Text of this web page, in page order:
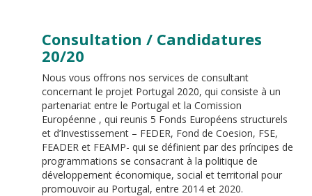
Consultation / Candidatures
20/20
Nous vous offrons nos services de consultant
concernant le projet Portugal 2020, qui consiste à un
partenariat entre le Portugal et la Comission
Européenne , qui reunis 5 Fonds Européens structurels
et d’Investissement – FEDER, Fond de Coesion, FSE,
FEADER et FEAMP- qui se définient par des príncipes de
programmations se consacrant à la politique de
développement économique, social et territorial pour
promouvoir au Portugal, entre 2014 et 2020.